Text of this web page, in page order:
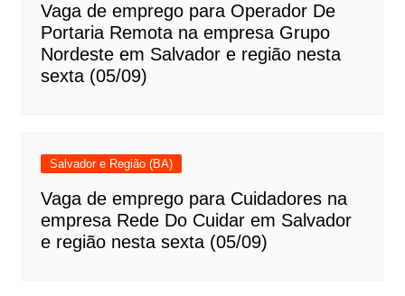
Vaga de emprego para Operador De
Portaria Remota na empresa Grupo
Nordeste em Salvador e região nesta
sexta (05/09)
Salvador e Região (BA)
Vaga de emprego para Cuidadores na
empresa Rede Do Cuidar em Salvador
e região nesta sexta (05/09)